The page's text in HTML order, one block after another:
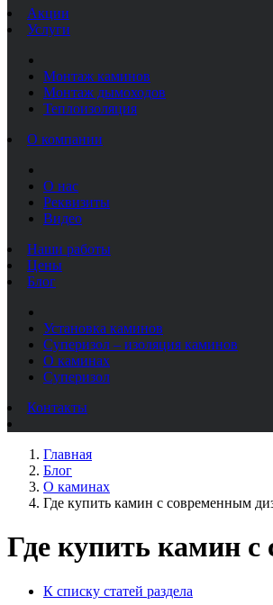
Акции
Услуги
Монтаж каминов
Монтаж дымоходов
Теплоизоляция
О компании
О нас
Реквизиты
Видео
Наши работы
Цены
Блог
Установка каминов
Суперизол – изоляция каминов
О каминах
Суперизол
Контакты
Главная
Блог
О каминах
Где купить камин с современным
Где купить камин
К списку статей раздела